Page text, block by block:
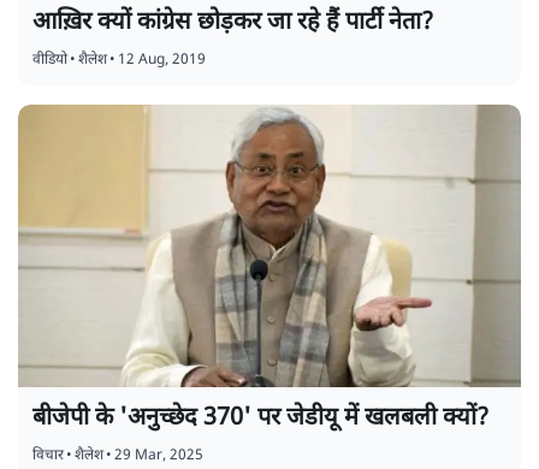
आख़िर क्यों कांग्रेस छोड़कर जा रहे हैं पार्टी नेता?
वीडियो•शैलेश• 12 Aug, 2019
बीजेपी के 'अनुच्छेद 370' पर जेडीयू में खलबली क्यों?
विचार•शैलेश•29 Mar, 2025